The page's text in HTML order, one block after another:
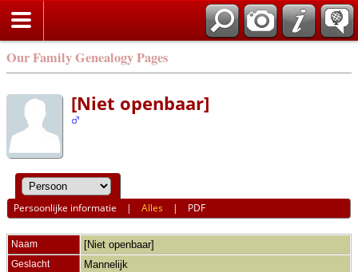
Our Family Genealogy Pages
[Niet openbaar]
Persoonlijke informatie |Alles | PDF
Naam [Niet openbaar]
Geslacht Mannelijk